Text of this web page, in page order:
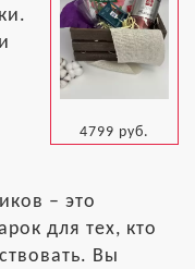
4799 руб.
– это
для тех, кто
Вы